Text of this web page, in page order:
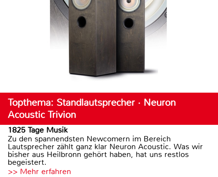
Topthema: Standlautsprecher · Neuron
Acoustic Trivion
1825 Tage Musik
Zu den spannendsten Newcomern im Bereich
Lautsprecher zählt ganz klar Neuron Acoustic. Was wir
bisher aus Heilbronn gehört haben, hat uns restlos
begeistert.
>> Mehr erfahren